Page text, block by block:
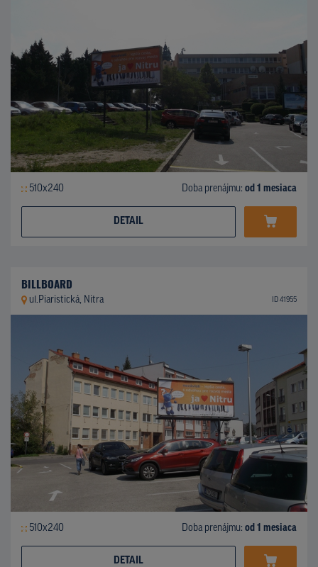
510x240 Doba prenájmu: od 1 mesiaca
DETAIL
BILLBOARD
ul.Piaristická, Nitra ID 41955
510x240 Doba prenájmu: od 1 mesiaca
DETAIL